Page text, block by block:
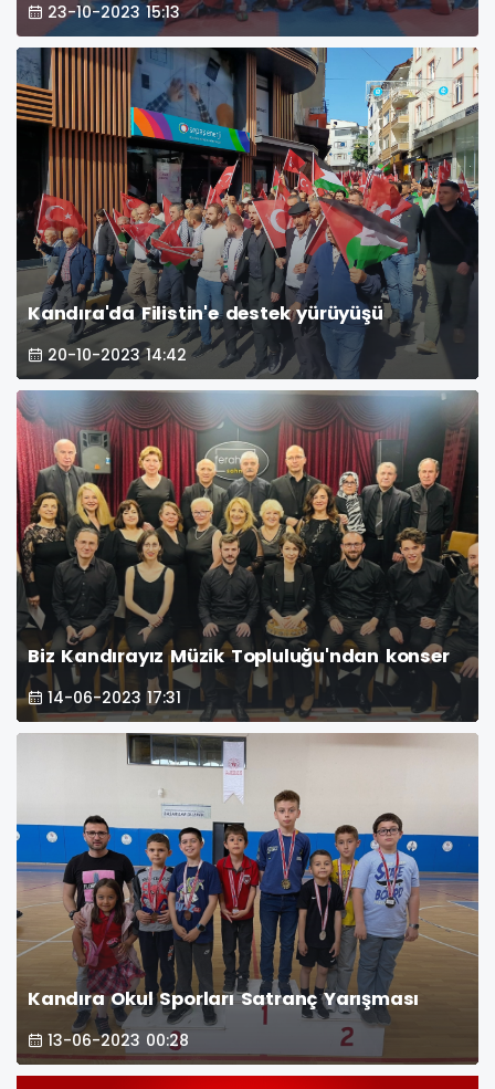
23-10-2023 15:13
Kandıra'da Filistin'e destek yürüyüşü
20-10-2023 14:42
Biz Kandırayız Müzik Topluluğu'ndan konser
14-06-2023 17:31
Kandıra Okul Sporları Satranç Yarışması
13-06-2023 00:28